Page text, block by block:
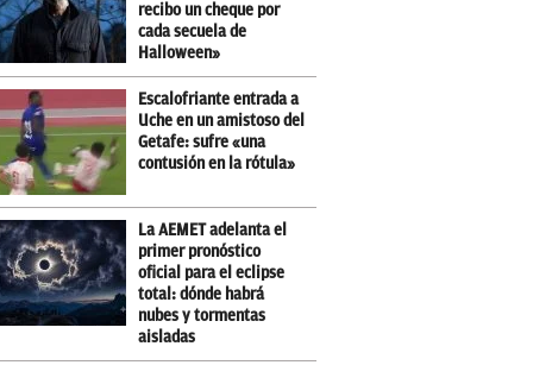
recibo un cheque por
cada secuela de
Halloween»
Escalofriante entrada a
Uche en un amistoso del
Getafe: sufre «una
contusión en la rótula»
La AEMET adelanta el
primer pronóstico
oficial para el eclipse
total: dónde habrá
nubes y tormentas
aisladas